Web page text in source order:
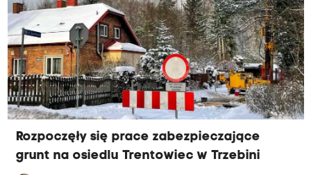
gmina przejęła od Skarbu Państwa. Właśnie na
ten temat burmistrz chce rozmawiać z
mieszkańcami w lutym i marcu.
Rozpoczęły się prace zabezpieczające
grunt na osiedlu Trentowiec w Trzebini